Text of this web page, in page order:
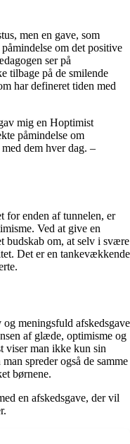
men en gave, som
om det positive
ser på
tilbage på de smilende
har defineret tiden med
mig en Hoptimist
påmindelse om
dem hver dag. –
for enden af tunnelen, er
Ved at give en
budskab om, at selv i svære
Det er en tankevækkende
meningsfuld afskedsgave
af glæde, optimisme og
viser man ikke kun sin
spreder også de samme
børnene.
en afskedsgave, der vil